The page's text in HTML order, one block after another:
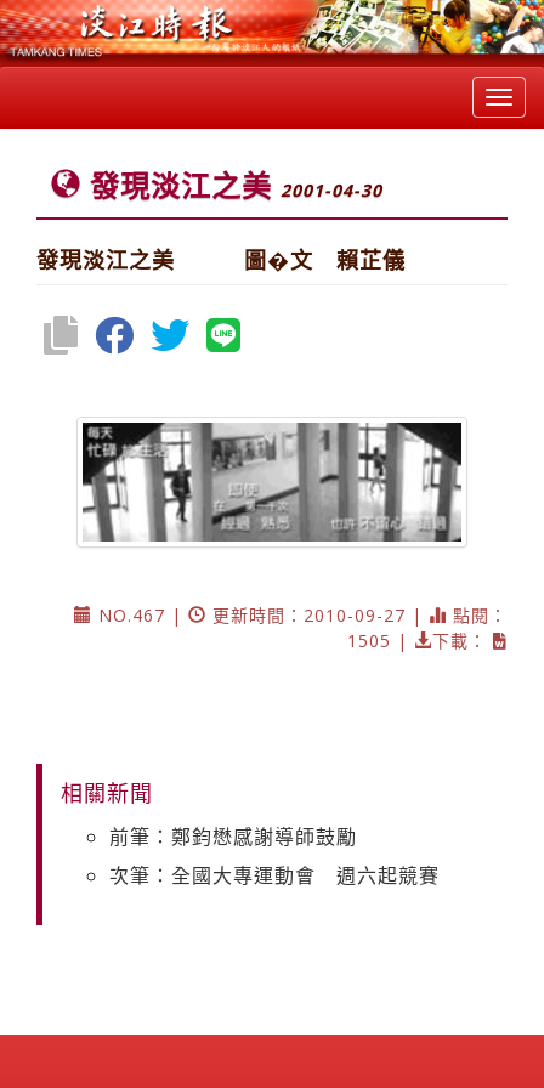
發現淡江之美 2001-04-30
發現淡江之美 圖�文 賴芷儀
NO.467 | 更新時間：2010-09-27 |
點閱：
1505 |
下載：
相關新聞
前筆：鄭鈞懋感謝導師鼓勵
次筆：全國大專運動會 週六起競賽